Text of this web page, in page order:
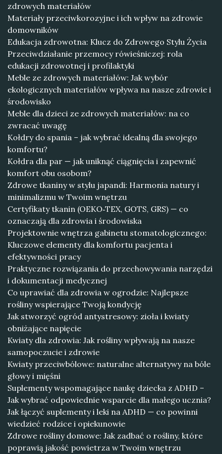
zdrowych materiałów
Materiały przeciwkorozyjne i ich wpływ na zdrowie
domowników
Edukacja zdrowotna: Klucz do Zdrowego Stylu Życia
Przeciwdziałanie przemocy rówieśniczej: rola
edukacji zdrowotnej i profilaktyki
Meble ze zdrowych materiałów: Jak wybór
ekologicznych materiałów wpływa na nasze zdrowie i
środowisko
Meble dla dzieci ze zdrowych materiałów: na co
zwracać uwagę
Kołdry do spania – jak wybrać idealną dla swojego
komfortu?
Kołdra dla par — jak uniknąć ciągnięcia i zapewnić
komfort obu osobom?
Zdrowe tkaniny w stylu japandi: Harmonia natury i
minimalizmu w Twoim wnętrzu
Certyfikaty tkanin (OEKO‑TEX, GOTS, GRS) — co
oznaczają dla zdrowia i środowiska
Projektownie wnętrza gabinetu stomatologicznego:
Kluczowe elementy dla komfortu pacjenta i
efektywności pracy
Praktyczne rozwiązania do przechowywania narzędzi
i dokumentacji medycznej
Co uprawiać dla zdrowia w ogrodzie: Najlepsze
rośliny wspierające Twoją kondycję
Jak stworzyć ogród antystresowy: zioła i kwiaty
obniżające napięcie
Kwiaty dla zdrowia: Jak rośliny wpływają na nasze
samopoczucie i zdrowie
Kwiaty przeciwbólowe: naturalne alternatywy na bóle
głowy i mięśni
Suplementy wspomagające naukę dziecka z ADHD –
Jak wybrać odpowiednie wsparcie dla małego ucznia?
Jak łączyć suplementy i leki na ADHD — co powinni
wiedzieć rodzice i opiekunowie
Zdrowe rośliny domowe: Jak zadbać o rośliny, które
poprawią jakość powietrza w Twoim wnętrzu